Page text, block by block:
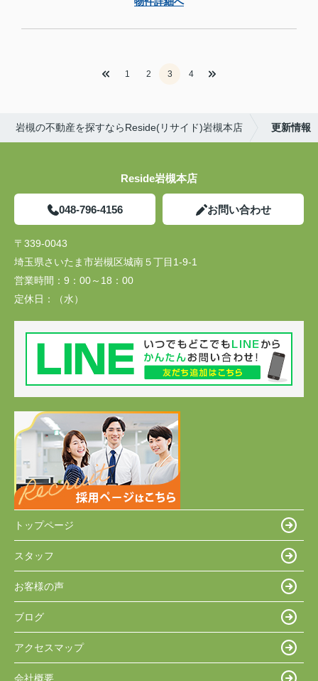
1 2 3 4
岩槻の不動産を探すならReside(リサイド)岩槻本店 更新情報
Reside岩槻本店
048-796-4156 お問い合わせ
〒339-0043
埼玉県さいたま市岩槻区城南５丁目1-9-1
営業時間： 9：00～18：00
定休日：
（水）
トップページ
スタッフ
お客様の声
ブログ
アクセスマップ
会社概要